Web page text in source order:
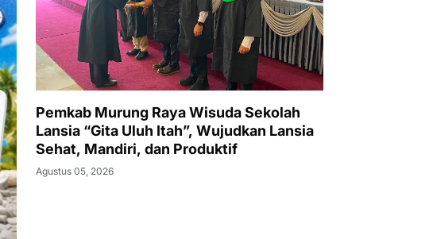
Pemkab Murung Raya Wisuda Sekolah
Lansia “Gita Uluh Itah”, Wujudkan Lansia
Sehat, Mandiri, dan Produktif
Agustus 05, 2026